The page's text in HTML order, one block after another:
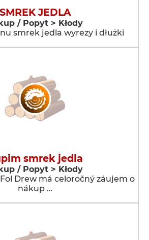
SMREK JEDLA
/ Popyt > Kłody
smrek jedla wyrezy i dłużki
smrek jedla
/ Popyt > Kłody
Drew má celoročný záujem o
nákup …